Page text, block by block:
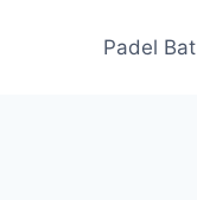
Padel Bat